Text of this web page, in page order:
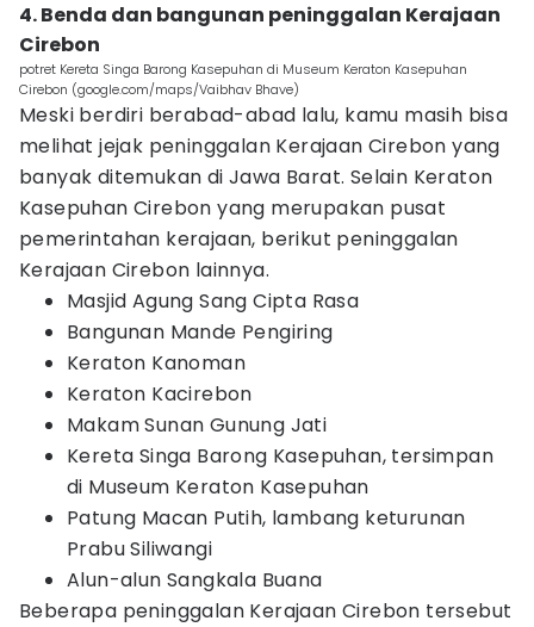
4. Benda dan bangunan peninggalan Kerajaan
Cirebon
potret Kereta Singa Barong Kasepuhan di Museum Keraton Kasepuhan
Cirebon (google.com/maps/Vaibhav Bhave)
Meski berdiri berabad-abad lalu, kamu masih bisa
melihat jejak peninggalan Kerajaan Cirebon yang
banyak ditemukan di Jawa Barat. Selain Keraton
Kasepuhan Cirebon yang merupakan pusat
pemerintahan kerajaan, berikut peninggalan
Kerajaan Cirebon lainnya.
Masjid Agung Sang Cipta Rasa
Bangunan Mande Pengiring
Keraton Kanoman
Keraton Kacirebon
Makam Sunan Gunung Jati
Kereta Singa Barong Kasepuhan, tersimpan
di Museum Keraton Kasepuhan
Patung Macan Putih, lambang keturunan
Prabu Siliwangi
Alun-alun Sangkala Buana
Beberapa peninggalan Kerajaan Cirebon tersebut